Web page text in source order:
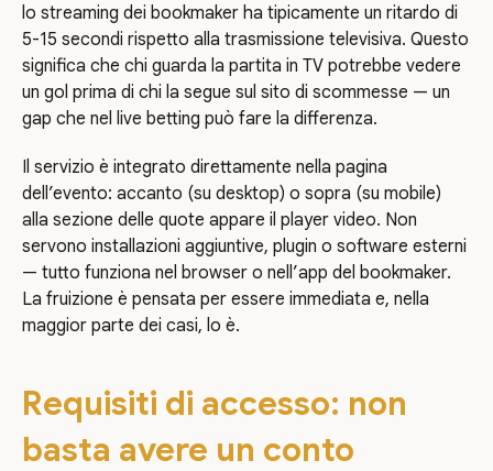
lo streaming dei bookmaker ha tipicamente un ritardo di
5-15 secondi rispetto alla trasmissione televisiva. Questo
significa che chi guarda la partita in TV potrebbe vedere
un gol prima di chi la segue sul sito di scommesse — un
gap che nel live betting può fare la differenza.
Il servizio è integrato direttamente nella pagina
dell’evento: accanto (su desktop) o sopra (su mobile)
alla sezione delle quote appare il player video. Non
servono installazioni aggiuntive, plugin o software esterni
— tutto funziona nel browser o nell’app del bookmaker.
La fruizione è pensata per essere immediata e, nella
maggior parte dei casi, lo è.
Requisiti di accesso: non
basta avere un conto